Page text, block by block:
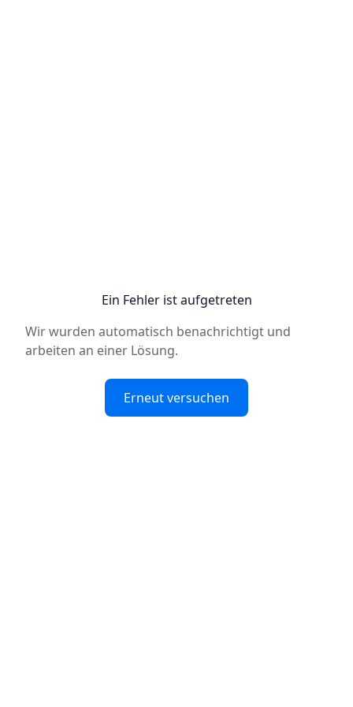
Ein Fehler ist aufgetreten
Wir wurden automatisch benachrichtigt und
arbeiten an einer Lösung.
Erneut versuchen